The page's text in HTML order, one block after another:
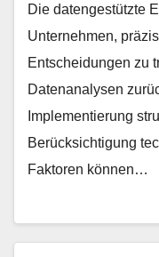
Die datengestützte
Unternehmen,
Entscheidungen zu
Datenanalysen
Implementierung
Berücksichtigung
Faktoren können…